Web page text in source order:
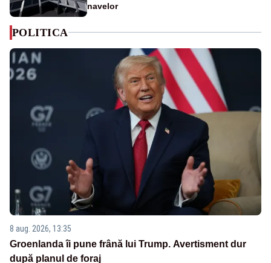
navelor
POLITICA
8 aug. 2026, 13:35
Groenlanda îi pune frână lui Trump. Avertisment dur
după planul de foraj